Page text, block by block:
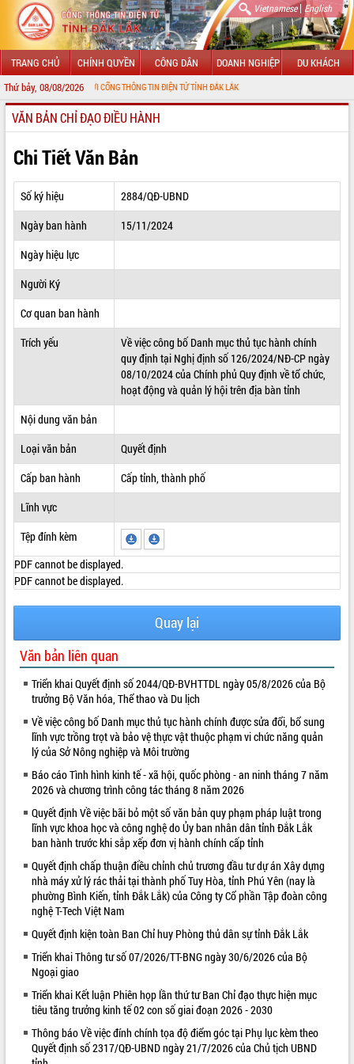
Vietnamese| English
TRANG CHỦ CHÍNH QUYỀN CÔNG DÂN DOANH NGHIỆP DU KHÁCH
Thứ bảy, 08/08/2026
MỪNG ĐẾN VỚI CỔNG THÔNG TIN ĐIỆN TỬ TỈNH ĐẮK LẮK
GIỚI THIỆU
LÃNH ĐẠO UBND TỈNH
TIN TỨC SỰ KIỆN
SỞ, BAN, NGÀNH
THÔNG TIN CHỈ ĐẠO ĐIỀU HÀNH
HỆ THỐNG VĂN BẢN
VĂN BẢN HĐND TỈNH
QUY HOẠCH - KẾ HOẠCH
VIDEO
Khám bệnh, cấp phát thuốc miễn phí
và tặng quà người dân xã Cư Pui
tháng 7/2026
Lễ truy tặng danh hiệu “Bà Mẹ Việt
Nam Anh hùng” và trao Huân chương
Lao động
UBND tỉnh Đắk Lắk triển khai nhiệm
vụ 6 tháng cuối năm 2026
Kỳ họp thứ Hai, Hội đồng nhân dân
ALBUM ẢNH
VĂN BẢN CHỈ ĐẠO ĐIỀU HÀNH
Chi Tiết Văn Bản
Số ký hiệu
2884/QĐ-UBND
Ngày ban hành
15/11/2024
Ngày hiệu lực
Người Ký
Cơ quan ban hành
Trích yếu
Về việc công bố Danh mục thủ tục hành chính
quy định tại Nghị định số 126/2024/NĐ-CP ngày
08/10/2024 của Chính phủ Quy định về tổ chức,
hoạt động và quản lý hội trên địa bàn tỉnh
Nội dung văn bản
Loại văn bản
Quyết định
Cấp ban hành
Cấp tỉnh, thành phố
Lĩnh vực
Tệp đính kèm
PDF cannot be displayed.
PDF cannot be displayed.
Quay lại
Văn bản liên quan
Triển khai Quyết định số 2044/QĐ-BVHTTDL ngày 05/8/2026 của Bộ
trưởng Bộ Văn hóa, Thể thao và Du lịch
Về việc công bố Danh mục thủ tục hành chính được sửa đổi, bổ sung
lĩnh vực trồng trọt và bảo vệ thực vật thuộc phạm vi chức năng quản
lý của Sở Nông nghiệp và Môi trường
Báo cáo Tình hình kinh tế - xã hội, quốc phòng - an ninh tháng 7 năm
2026 và chương trình công tác tháng 8 năm 2026
Quyết định Về việc bãi bỏ một số văn bản quy phạm pháp luật trong
lĩnh vực khoa học và công nghệ do Ủy ban nhân dân tỉnh Đắk Lắk
ban hành trước khi sắp xếp đơn vị hành chính cấp tỉnh
Quyết định chấp thuận điều chỉnh chủ trương đầu tư dự án Xây dựng
nhà máy xử lý rác thải tại thành phố Tuy Hòa, tỉnh Phú Yên (nay là
phường Bình Kiến, tỉnh Đắk Lắk) của Công ty Cổ phần Tập đoàn công
nghệ T-Tech Việt Nam
Quyết định kiện toàn Ban Chỉ huy Phòng thủ dân sự tỉnh Đắk Lắk
Triển khai Thông tư số 07/2026/TT-BNG ngày 30/6/2026 của Bộ
Ngoại giao
Triển khai Kết luận Phiên họp lần thứ tư Ban Chỉ đạo thực hiện mục
tiêu tăng trưởng kinh tế 02 con số giai đoạn 2026 - 2030
Thông báo Về việc đính chính tọa độ điểm góc tại Phụ lục kèm theo
Quyết định số 2317/QĐ-UBND ngày 21/7/2026 của Chủ tịch UBND